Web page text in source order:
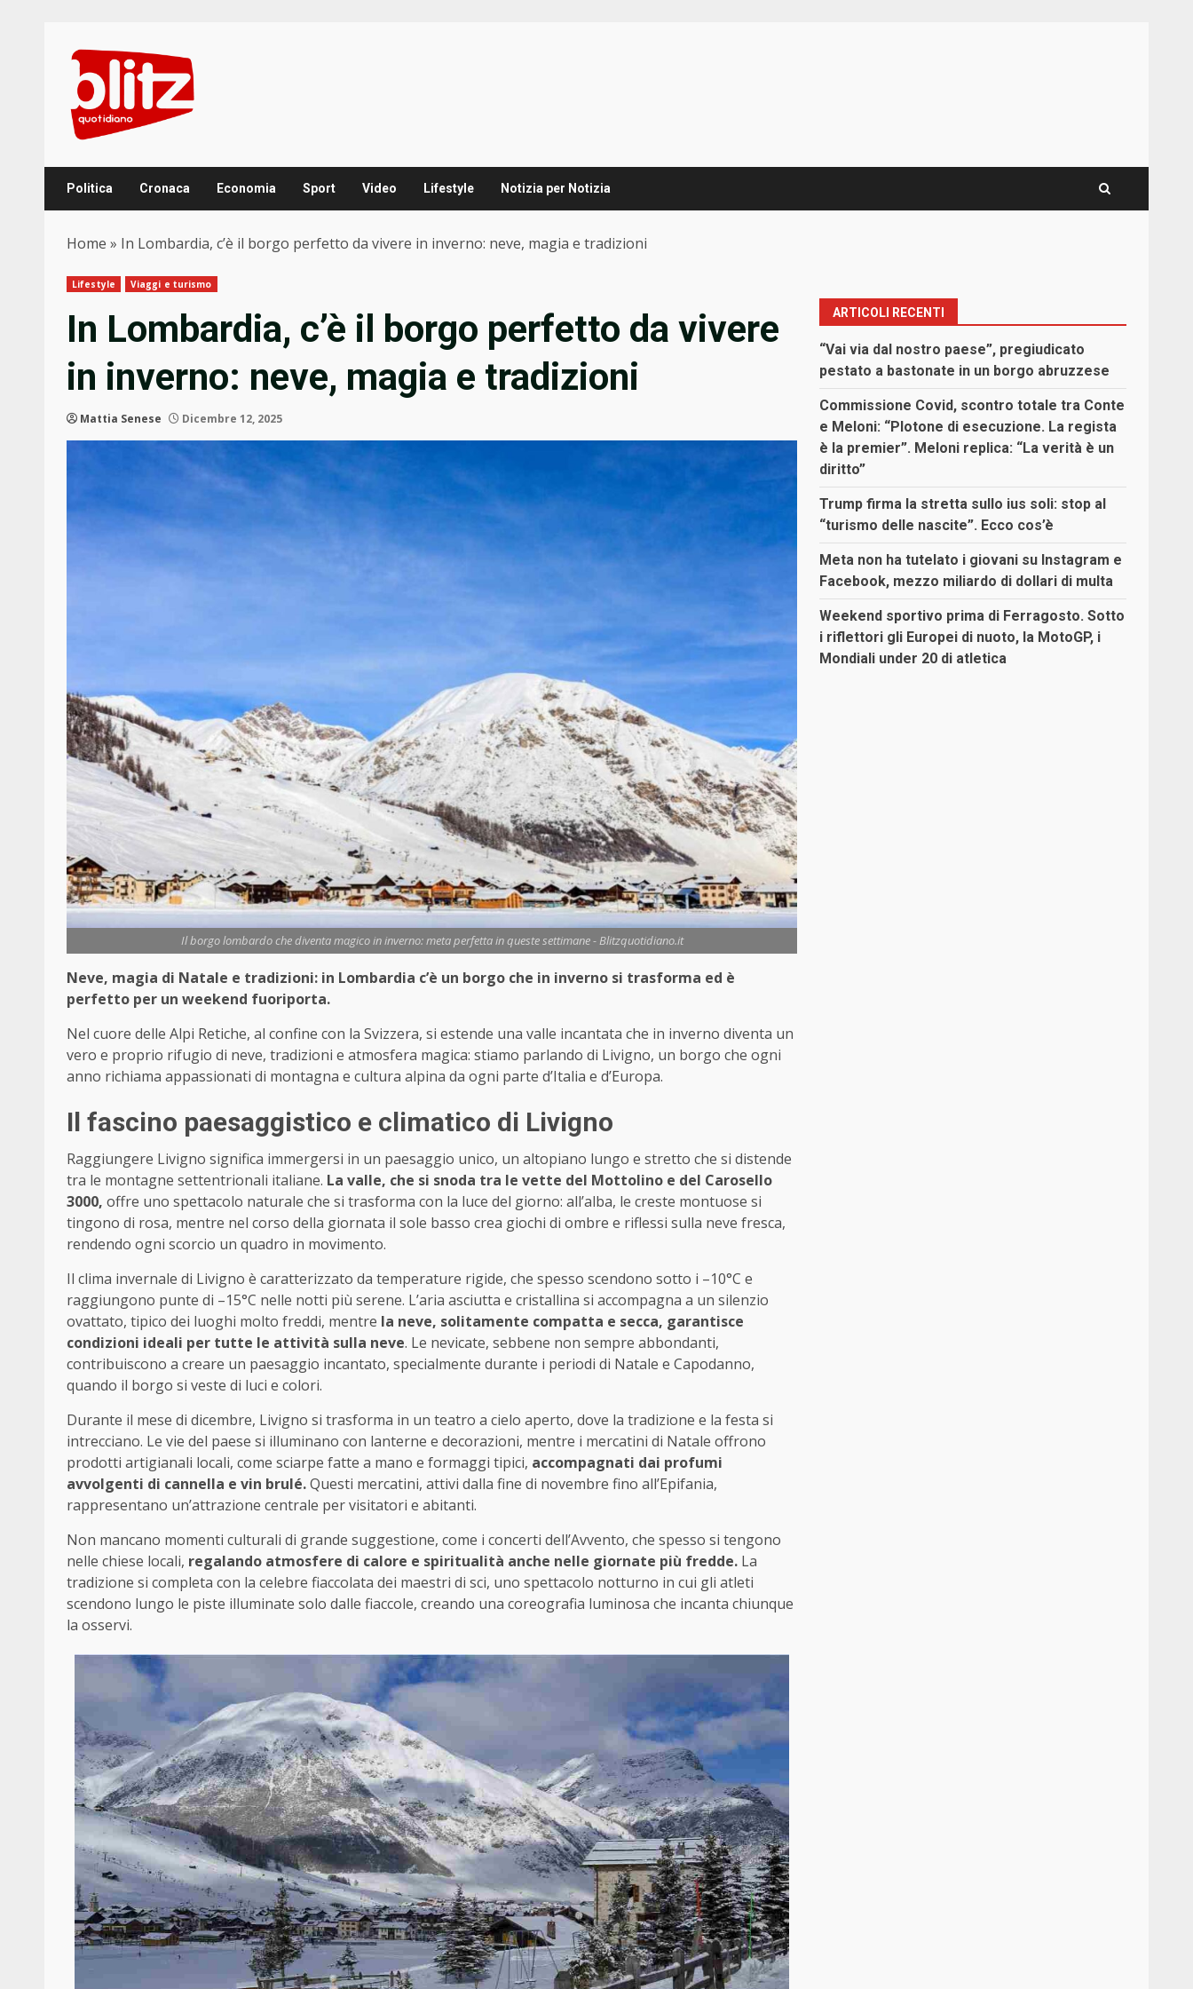
content
Politica Cronaca Economia Sport Video Lifestyle Notizia per Notizia
Home » In Lombardia, c’è il borgo perfetto da vivere in inverno: neve, magia e tradizioni
Lifestyle Viaggi e turismo
In Lombardia, c’è il borgo perfetto da vivere
in inverno: neve, magia e tradizioni
Mattia Senese Dicembre 12, 2025
Il borgo lombardo che diventa magico in inverno: meta perfetta in queste settimane - Blitzquotidiano.it
Neve, magia di Natale e tradizioni: in Lombardia c’è un borgo che in inverno si trasforma ed è
perfetto per un weekend fuoriporta.
Nel cuore delle Alpi Retiche, al confine con la Svizzera, si estende una valle incantata che in inverno diventa un
vero e proprio rifugio di neve, tradizioni e atmosfera magica: stiamo parlando di Livigno, un borgo che ogni
anno richiama appassionati di montagna e cultura alpina da ogni parte d’Italia e d’Europa.
Il fascino paesaggistico e climatico di Livigno
Raggiungere Livigno significa immergersi in un paesaggio unico, un altopiano lungo e stretto che si distende
tra le montagne settentrionali italiane. La valle, che si snoda tra le vette del Mottolino e del Carosello
3000, offre uno spettacolo naturale che si trasforma con la luce del giorno: all’alba, le creste montuose si
tingono di rosa, mentre nel corso della giornata il sole basso crea giochi di ombre e riflessi sulla neve fresca,
rendendo ogni scorcio un quadro in movimento.
Il clima invernale di Livigno è caratterizzato da temperature rigide, che spesso scendono sotto i –10°C e
raggiungono punte di –15°C nelle notti più serene. L’aria asciutta e cristallina si accompagna a un silenzio
ovattato, tipico dei luoghi molto freddi, mentre la neve, solitamente compatta e secca, garantisce
condizioni ideali per tutte le attività sulla neve. Le nevicate, sebbene non sempre abbondanti,
contribuiscono a creare un paesaggio incantato, specialmente durante i periodi di Natale e Capodanno,
quando il borgo si veste di luci e colori.
Durante il mese di dicembre, Livigno si trasforma in un teatro a cielo aperto, dove la tradizione e la festa si
intrecciano. Le vie del paese si illuminano con lanterne e decorazioni, mentre i mercatini di Natale offrono
prodotti artigianali locali, come sciarpe fatte a mano e formaggi tipici, accompagnati dai profumi
avvolgenti di cannella e vin brulé.Questi mercatini, attivi dalla fine di novembre fino all’Epifania,
rappresentano un’attrazione centrale per visitatori e abitanti.
Non mancano momenti culturali di grande suggestione, come i concerti dell’Avvento, che spesso si tengono
nelle chiese locali, regalando atmosfere di calore e spiritualità anche nelle giornate più fredde. La
tradizione si completa con la celebre fiaccolata dei maestri di sci, uno spettacolo notturno in cui gli atleti
scendono lungo le piste illuminate solo dalle fiaccole, creando una coreografia luminosa che incanta chiunque
la osservi.
ARTICOLI RECENTI
“Vai via dal nostro paese”, pregiudicato
pestato a bastonate in un borgo abruzzese
Commissione Covid, scontro totale tra Conte
e Meloni: “Plotone di esecuzione. La regista
è la premier”. Meloni replica: “La verità è un
diritto”
Trump firma la stretta sullo ius soli: stop al
“turismo delle nascite”. Ecco cos’è
Meta non ha tutelato i giovani su Instagram e
Facebook, mezzo miliardo di dollari di multa
Weekend sportivo prima di Ferragosto. Sotto
i riflettori gli Europei di nuoto, la MotoGP, i
Mondiali under 20 di atletica